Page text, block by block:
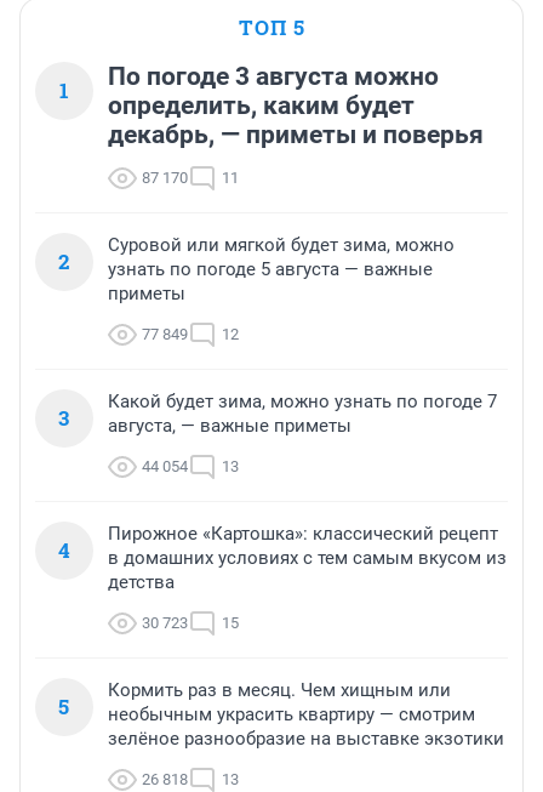
ТОП 5
1
По погоде 3 августа можно
определить, каким будет
декабрь, — приметы и поверья
87 170 11
2
Суровой или мягкой будет зима, можно
узнать по погоде 5 августа — важные
приметы
77 849 12
3
Какой будет зима, можно узнать по погоде 7
августа, — важные приметы
44 054 13
4
Пирожное «Картошка»: классический рецепт
в домашних условиях с тем самым вкусом из
детства
30 723 15
5
Кормить раз в месяц. Чем хищным или
необычным украсить квартиру — смотрим
зелёное разнообразие на выставке экзотики
26 818 13